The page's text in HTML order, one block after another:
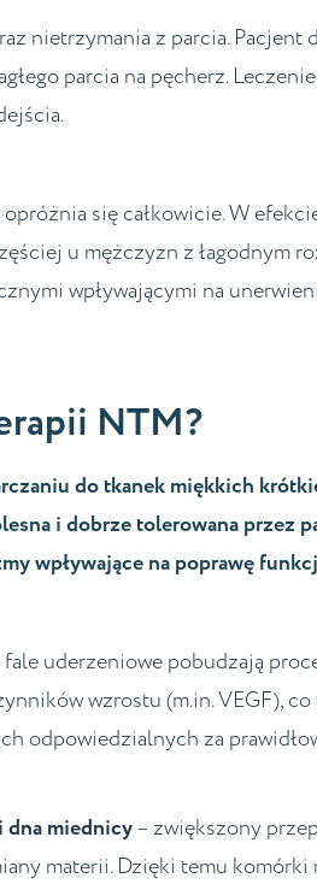
nietrzymania z parcia. Pacjent
parcia na pęcherz.
się całkowicie. W
u mężczyzn z łagodnym
wpływającymi na
NTM?
do tkanek miękkich
i dobrze tolerowana przez
wpływające na poprawę
fale uderzeniowe pobudzają
wzrostu (m.in. VEGF),
odpowiedzialnych za
dna miednicy– zwiększony
materii. Dzięki temu komórki